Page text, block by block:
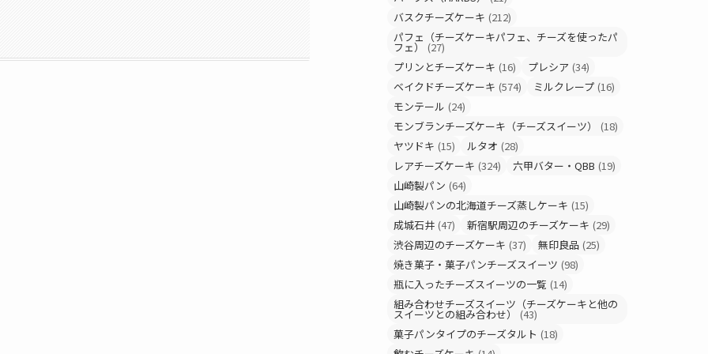
バスクチーズケーキ (212)
パフェ（チーズケーキパフェ、チーズを使ったパ
フェ） (27)
プリンとチーズケーキ (16) プレシア (34)
ベイクドチーズケーキ (574) ミルクレープ (16)
モンテール (24)
モンブランチーズケーキ（チーズスイーツ）
(18)
ヤツドキ (15) ルタオ (28)
レアチーズケーキ (324) 六甲バター・QBB (19)
山崎製パン (64)
山崎製パンの北海道チーズ蒸しケーキ (15)
成城石井 (47) 新宿駅周辺のチーズケーキ (29)
渋谷周辺のチーズケーキ (37) 無印良品 (25)
焼き菓子・菓子パンチーズスイーツ (98)
瓶に入ったチーズスイーツの一覧 (14)
組み合わせチーズスイーツ（チーズケーキと他の
スイーツとの組み合わせ）
(43)
菓子パンタイプのチーズタルト (18)